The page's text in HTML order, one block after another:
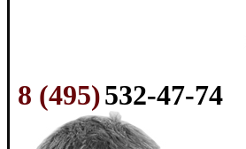
8 (495)532-47-74